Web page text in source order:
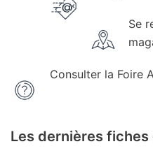
Se
Consulter la Foire
Les dernières